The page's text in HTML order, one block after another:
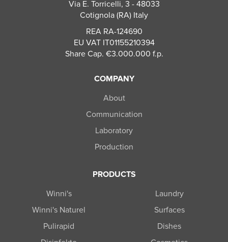
Via E. Torricelli, 3 - 48033
Cotignola (RA) Italy
REA RA-124690
EU VAT IT01155210394
Share Cap. €3.000.000 f.p.
COMPANY
About
Communication
Laboratory
Production
PRODUCTS
Winni's
Winni's Naturel
Pulirapid
Laundry
Surfaces
Dishes